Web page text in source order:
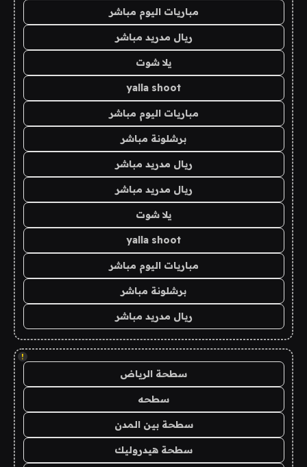
مباريات اليوم مباشر
ريال مدريد مباشر
يلا شوت
yalla shoot
مباريات اليوم مباشر
برشلونة مباشر
ريال مدريد مباشر
ريال مدريد مباشر
يلا شوت
yalla shoot
مباريات اليوم مباشر
برشلونة مباشر
ريال مدريد مباشر
!
سطحة الرياض
سطحه
سطحة بين المدن
سطحة هيدروليك